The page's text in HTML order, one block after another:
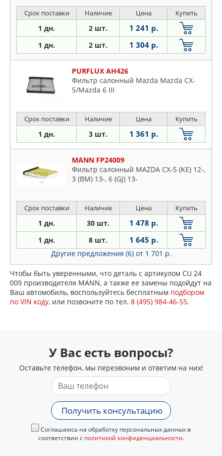
Срок поставки Наличие Цена Купить
1 дн. 2 шт. 1 241 р.
1 дн. 2 шт. 1 304 р.
PURFLUX AH426
Фильтр салонный Mazda Mazda CX-
5/Mazda 6 III
Срок поставки Наличие Цена Купить
1 дн. 3 шт. 1 361 р.
MANN FP24009
Фильтр салонный MAZDA CX-5 (KE) 12-,
3 (BM) 13-, 6 (GJ) 13-
Срок поставки Наличие Цена Купить
1 дн. 30 шт. 1 478 р.
1 дн. 8 шт. 1 645 р.
Другие предложения (6) от 1 701 р.
Чтобы быть уверенными, что деталь с артикулом CU 24
009 производителя MANN, а также ее замены подойдут на
Ваш автомобиль, воспользуйтесь бесплатным подбором
по VIN коду, или позвоните по тел. 8 (495) 984-46-55.
У Вас есть вопросы?
Оставьте телефон, мы перезвоним и ответим на них!
Получить консультацию
Соглашаюсь на обработку персональных данных в
соответствии с политикой конфиденциальности.